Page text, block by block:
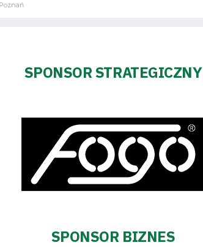
SPONSOR STRATEGICZNY
SPONSOR BIZNES